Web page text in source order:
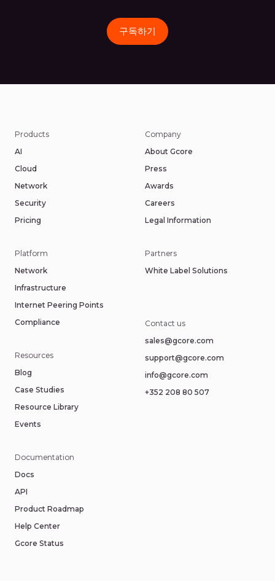
구독하기
Products
AI
Cloud
Network
Security
Pricing
Resources
Blog
Case Studies
Resource Library
Events
Platform
Network
Infrastructure
Internet Peering Points
Compliance
Company
About Gcore
Press
Awards
Careers
Legal Information
Contact us
sales@gcore.com
support@gcore.com
info@gcore.com
+352 208 80 507
Documentation
Docs
API
Product Roadmap
Help Center
Gcore Status
Partners
White Label Solutions